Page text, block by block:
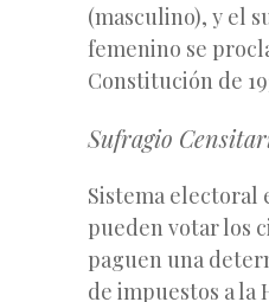
(masculino), y el
femenino se
Constitución de
Sufragio
Sistema electoral
pueden votar los
paguen una
de impuestos a la